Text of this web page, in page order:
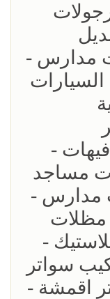
مدارس -
-
مساجد
مدارس -
مظلات
-
سواتر
اقمشة -